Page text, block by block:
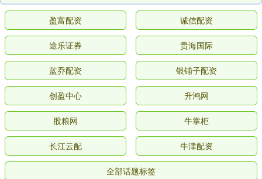
盈富配资 诚信配资
途乐证券 贵海国际
蓝乔配资 银铺子配资
创盈中心 升鸿网
股粮网 牛掌柜
长江云配 牛津配资
全部话题标签